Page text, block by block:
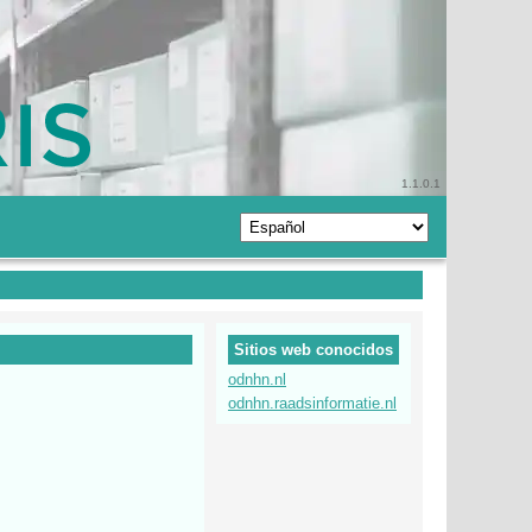
1.1.0.1
Sitios web conocidos
odnhn.nl
odnhn.raadsinformatie.nl